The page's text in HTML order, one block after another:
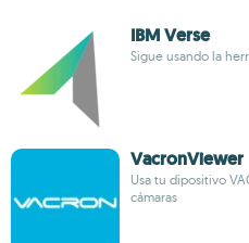
IBM Verse
Sigue usando la
VacronViewer
Usa tu dipositivo
cámaras